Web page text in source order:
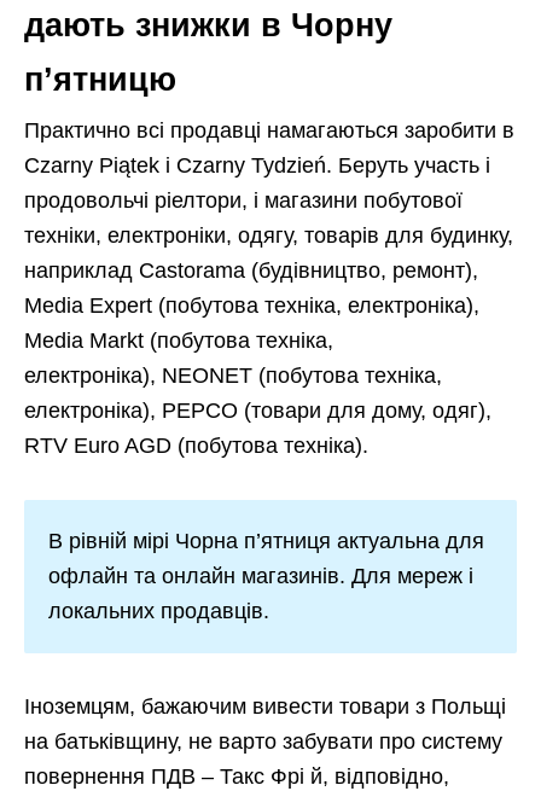
дають знижки в Чорну
п’ятницю
Практично всі продавці намагаються заробити в
Czarny Piątek і Czarny Tydzień. Беруть участь і
продовольчі ріелтори, і магазини побутової
техніки, електроніки, одягу, товарів для будинку,
наприклад Castorama (будівництво, ремонт),
Media Expert (побутова техніка, електроніка),
Media Markt (побутова техніка,
електроніка), NEONET (побутова техніка,
електроніка), PEPCO (товари для дому, одяг),
RTV Euro AGD (побутова техніка).
В рівній мірі Чорна п’ятниця актуальна для
офлайн та онлайн магазинів. Для мереж і
локальних продавців.
Іноземцям, бажаючим вивести товари з Польщі
на батьківщину, не варто забувати про систему
повернення ПДВ – Такс Фрі й, відповідно,